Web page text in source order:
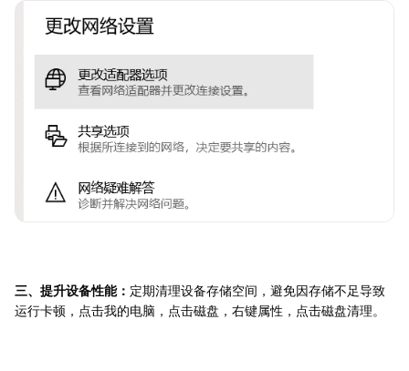
三、提升设备性能： 定期清理设备存储空间，避免因存储不足导致
运行卡顿，点击我的电脑，点击磁盘，右键属性，点击磁盘清理。